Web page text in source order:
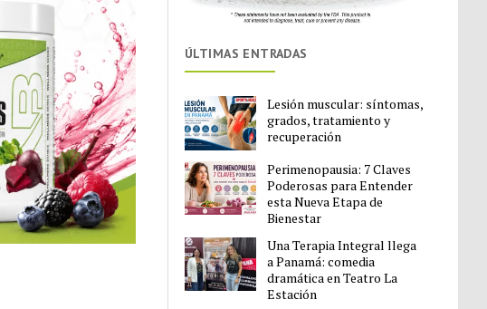
ÚLTIMAS ENTRADAS
Lesión muscular: síntomas,
grados, tratamiento y
recuperación
Perimenopausia: 7 Claves
Poderosas para Entender
esta Nueva Etapa de
Bienestar
Una Terapia Integral llega
a Panamá: comedia
dramática en Teatro La
Estación